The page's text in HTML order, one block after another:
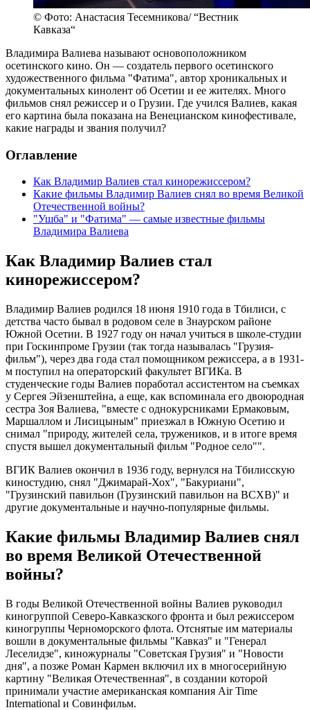
© Фото: Анастасия Тесемникова/ “Вестник
Кавказа“
Владимира Валиева называют основоположником
осетинского кино. Он — создатель первого осетинского
художественного фильма "Фатима", автор хроникальных и
документальных кинолент об Осетии и ее жителях. Много
фильмов снял режиссер и о Грузии. Где учился Валиев, какая
его картина была показана на Венецианском кинофестивале,
какие награды и звания получил?
Оглавление
Как Владимир Валиев стал кинорежиссером?
Какие фильмы Владимир Валиев снял во время Великой
Отечественной войны?
"Ушба" и "Фатима" — самые известные фильмы
Владимира Валиева
Как Владимир Валиев стал
кинорежиссером?
Владимир Валиев родился 18 июня 1910 года в Тбилиси, с
детства часто бывал в родовом селе в Знаурском районе
Южной Осетии. В 1927 году он начал учиться в школе-студии
при Госкинпроме Грузии (так тогда называлась "Грузия-
фильм"), через два года стал помощником режиссера, а в 1931-
м поступил на операторский факультет ВГИКа. В
студенческие годы Валиев поработал ассистентом на съемках
у Сергея Эйзенштейна, а еще, как вспоминала его двоюродная
сестра Зоя Валиева, "вместе с однокурсниками Ермаковым,
Маршаллом и Лисицыным" приезжал в Южную Осетию и
снимал "природу, жителей села, тружеников, и в итоге время
спустя вышел документальный фильм "Родное село"".
ВГИК Валиев окончил в 1936 году, вернулся на Тбилисскую
киностудию, снял "Джимарай-Хох", "Бакуриани",
"Грузинский павильон (Грузинский павильон на ВСХВ)" и
другие документальные и научно-популярные фильмы.
Какие фильмы Владимир Валиев снял
во время Великой Отечественной
войны?
В годы Великой Отечественной войны Валиев руководил
киногруппой Северо-Кавказского фронта и был режиссером
киногруппы Черноморского флота. Отснятые им материалы
вошли в документальные фильмы "Кавказ" и "Генерал
Леселидзе", киножурналы "Советская Грузия" и "Новости
дня", а позже Роман Кармен включил их в многосерийную
картину "Великая Отечественная", в создании которой
принимали участие американская компания Air Time
International и Совинфильм.